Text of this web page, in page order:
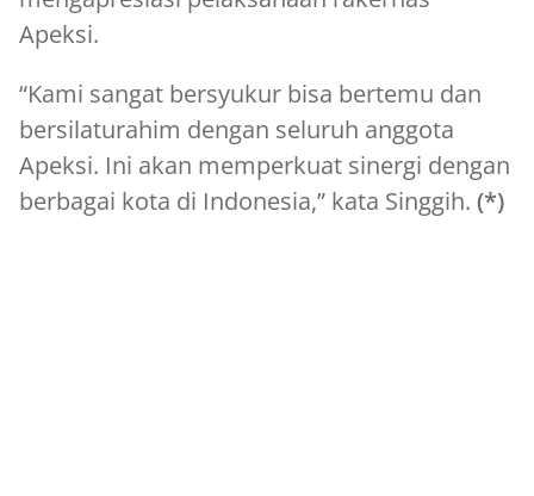
Apeksi.
“Kami sangat bersyukur bisa bertemu dan
bersilaturahim dengan seluruh anggota
Apeksi. Ini akan memperkuat sinergi dengan
berbagai kota di Indonesia,” kata Singgih. (*)